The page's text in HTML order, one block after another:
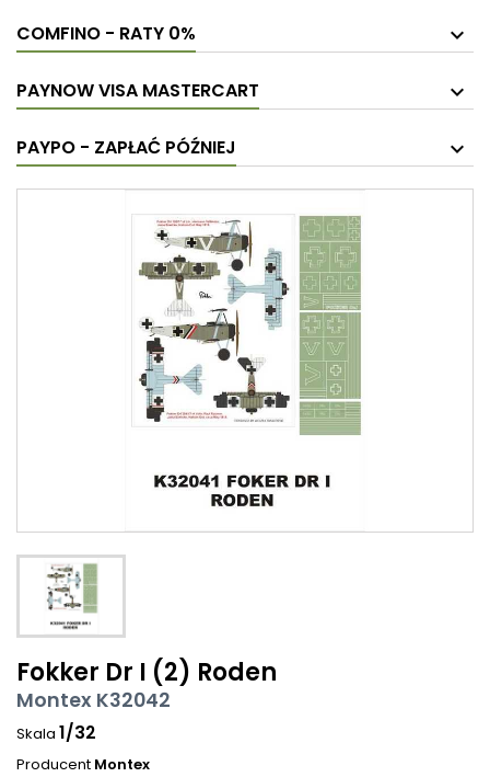
COMFINO - RATY 0%
PAYNOW VISA MASTERCART
PAYPO - ZAPŁAĆ PÓŹNIEJ
Fokker Dr I (2) Roden
Montex K32042
Skala 1/32
Producent Montex